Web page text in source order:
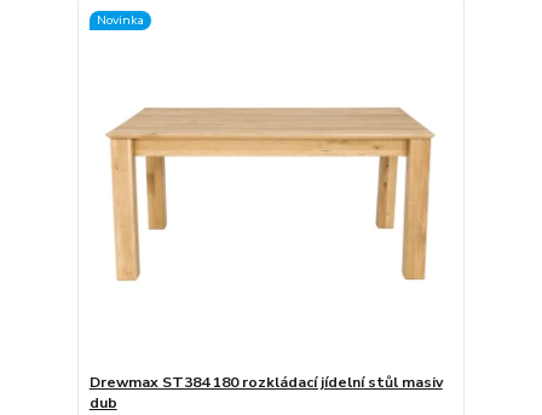
Novinka
Drewmax ST384 180 rozkládací jídelní stůl masiv
dub